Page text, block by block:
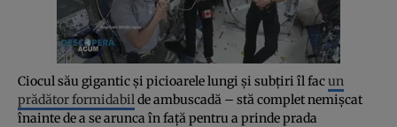
Ciocul său gigantic și picioarele lungi și subțiri îl facun
prădător formidabilde ambuscadă – stă complet nemișcat
înainte de a se arunca în față pentru a prinde prada